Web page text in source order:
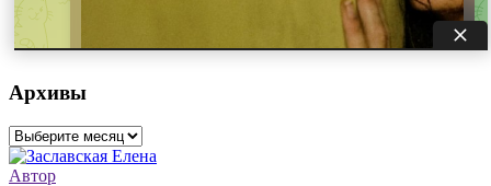
Архивы
Архивы
Автор